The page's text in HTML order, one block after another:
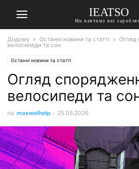
IEATSO
Ми навчимо вас
Додому Останні новини та статті
Огляд
велосипеди та сон
Останні новини та статті
Огляд
велосипеди та
по maxwelhelp - 25.05.2026